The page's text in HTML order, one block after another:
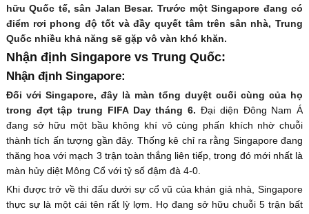
hữu Quốc tế, sân Jalan Besar. Trước một Singapore đang có
điểm rơi phong độ tốt và đầy quyết tâm trên sân nhà, Trung
Quốc nhiều khả năng sẽ gặp vô vàn khó khăn.
Nhận định Singapore vs Trung Quốc:
Nhận định Singapore:
Đối với Singapore, đây là màn tổng duyệt cuối cùng của họ
trong đợt tập trung FIFA Day tháng 6. Đại diện Đông Nam Á
đang sở hữu một bầu không khí vô cùng phấn khích nhờ chuỗi
thành tích ấn tượng gần đây. Thống kê chỉ ra rằng Singapore đang
thăng hoa với mạch 3 trận toàn thắng liên tiếp, trong đó mới nhất là
màn hủy diệt Mông Cổ với tỷ số đậm đà 4-0.
Khi được trở về thi đấu dưới sự cổ vũ của khán giả nhà, Singapore
thực sự là một cái tên rất lỳ lợm. Họ đang sở hữu chuỗi 5 trận bất